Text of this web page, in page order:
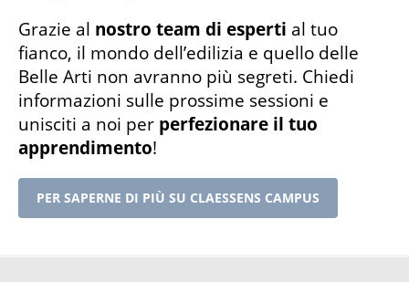
Grazie al nostro team di esperti al tuo
fianco, il mondo dell’edilizia e quello delle
Belle Arti non avranno più segreti. Chiedi
informazioni sulle prossime sessioni e
unisciti a noi per perfezionare il tuo
apprendimento!
PER SAPERNE DI PIÙ SU CLAESSENS CAMPUS